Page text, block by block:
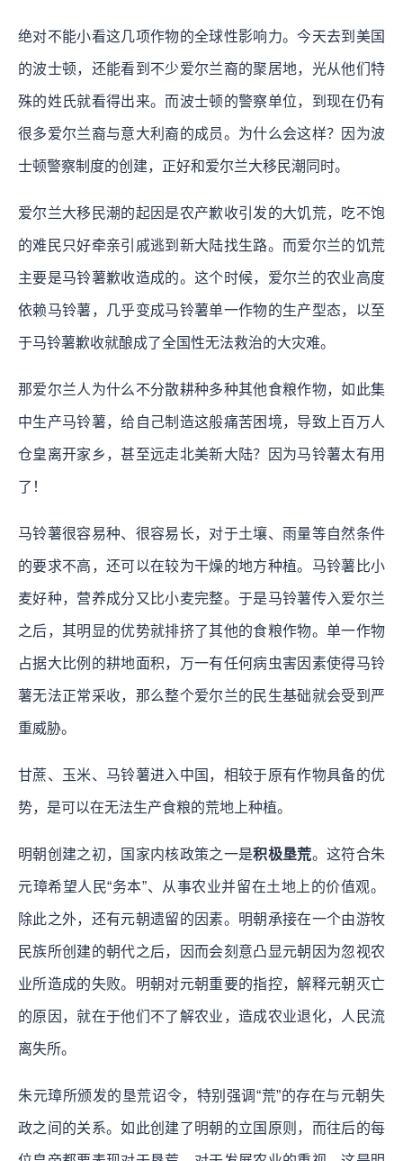
绝对不能小看这几项作物的全球性影响力。今天去到美国
的波士顿，还能看到不少爱尔兰裔的聚居地，光从他们特
殊的姓氏就看得出来。而波士顿的警察单位，到现在仍有
很多爱尔兰裔与意大利裔的成员。为什么会这样？因为波
士顿警察制度的创建，正好和爱尔兰大移民潮同时。
爱尔兰大移民潮的起因是农产歉收引发的大饥荒，吃不饱
的难民只好牵亲引戚逃到新大陆找生路。而爱尔兰的饥荒
主要是马铃薯歉收造成的。这个时候，爱尔兰的农业高度
依赖马铃薯，几乎变成马铃薯单一作物的生产型态，以至
于马铃薯歉收就酿成了全国性无法救治的大灾难。
那爱尔兰人为什么不分散耕种多种其他食粮作物，如此集
中生产马铃薯，给自己制造这般痛苦困境，导致上百万人
仓皇离开家乡，甚至远走北美新大陆？因为马铃薯太有用
了！
马铃薯很容易种、很容易长，对于土壤、雨量等自然条件
的要求不高，还可以在较为干燥的地方种植。马铃薯比小
麦好种，营养成分又比小麦完整。于是马铃薯传入爱尔兰
之后，其明显的优势就排挤了其他的食粮作物。单一作物
占据大比例的耕地面积，万一有任何病虫害因素使得马铃
薯无法正常采收，那么整个爱尔兰的民生基础就会受到严
重威胁。
甘蔗、玉米、马铃薯进入中国，相较于原有作物具备的优
势，是可以在无法生产食粮的荒地上种植。
明朝创建之初，国家内核政策之一是积极垦荒。这符合朱
元璋希望人民“务本”、从事农业并留在土地上的价值观。
除此之外，还有元朝遗留的因素。 明朝承接在一个由游牧
民族所创建的朝代之后，因而会刻意凸显元朝因为忽视农
业所造成的失败。明朝对元朝重要的指控，解释元朝灭亡
的原因，就在于他们不了解农业，造成农业退化，人民流
离失所。
朱元璋所颁发的垦荒诏令，特别强调“荒”的存在与元朝失
政之间的关系。如此创建了明朝的立国原则，而往后的每